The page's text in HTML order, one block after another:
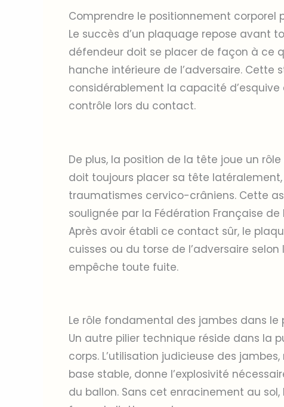
Comprendre le positionnement corporel
Le succès d’un plaquage repose avant
défendeur doit se placer de façon à ce
hanche intérieure de l’adversaire. Cette
considérablement la capacité
contrôle lors du contact.
De plus, la position de la tête joue un
doit toujours placer sa tête
traumatismes cervico-crâniens. Cette
soulignée par la Fédération Française
Après avoir établi ce contact sûr, le
cuisses ou du torse de l’adversaire
empêche toute fuite.
Le rôle fondamental des jambes dans le
Un autre pilier technique réside dans la
corps. L’utilisation judicieuse des
base stable, donne l’explosivité
du ballon. Sans cet enracinement au